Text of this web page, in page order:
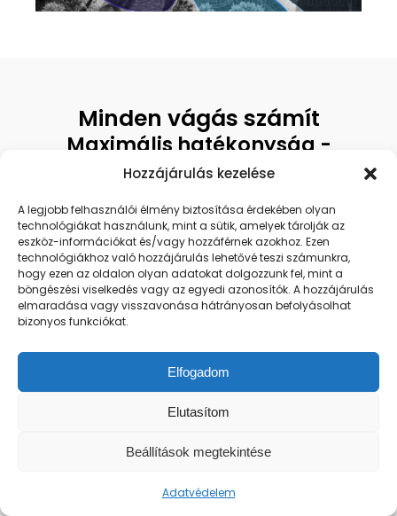
Hozzájárulás kezelése
A legjobb felhasználói élmény biztosítása érdekében olyan
technológiákat használunk, mint a sütik, amelyek tárolják az
eszköz-információkat és/vagy hozzáférnek azokhoz. Ezen
technológiákhoz való hozzájárulás lehetővé teszi számunkra,
hogy ezen az oldalon olyan adatokat dolgozzunk fel, mint a
böngészési viselkedés vagy az egyedi azonosítók. A hozzájárulás
elmaradása vagy visszavonása hátrányosan befolyásolhat
bizonyos funkciókat.
Elfogadom
Elutasítom
Beállítások megtekintése
Adatvédelem
Minden vágás számít
Maximális hatékonyság -
dupla vágótárcsa, 6+6 penge
jelent.
Az innovatív alváz kialakítás megakadályozza
az eltömődést, a 6+6 penge pedig
egyenletes, precíz eredménytbiztosít.
akkumulátor
Intelligens akkumulátorkezelés
A nagy kapacitású akkumulátor hosszú
pedig:
védi az akkumulátor élettartamát,